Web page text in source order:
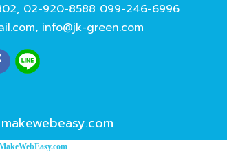
, 02-920-8588 099-246-6996
, info@jk-green.com